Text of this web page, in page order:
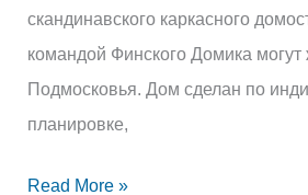
скандинавского каркасного
командой Финского Домика
Подмосковья. Дом сделан по
планировке,
Read More »